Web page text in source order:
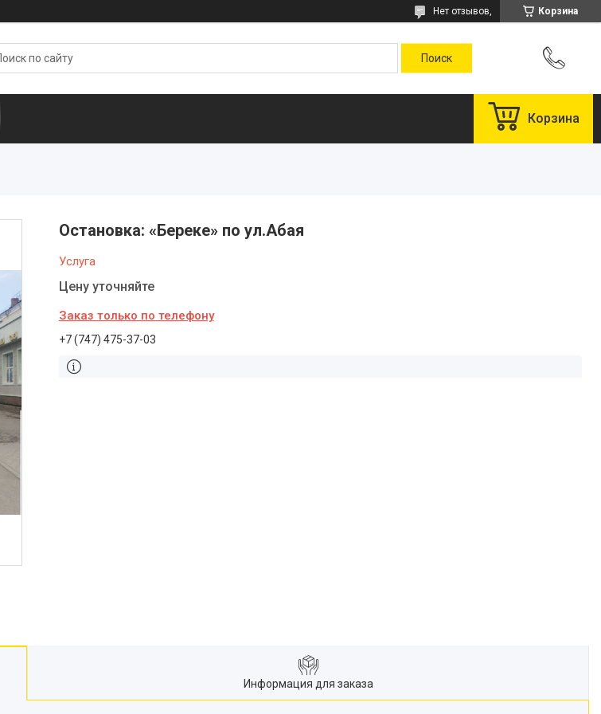
Корзина
Нет отзывов,
Корзина
Остановка: «Береке» по ул.Абая
Услуга
Цену уточняйте
Заказ только по телефону
+7 (747) 475-37-03
Информация для заказа